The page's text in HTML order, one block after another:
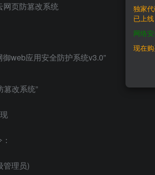
网页防篡改系统
御web应用安全防护系统v3.0”
篡改系统”
管理员)
独家
已上线
网络
现在